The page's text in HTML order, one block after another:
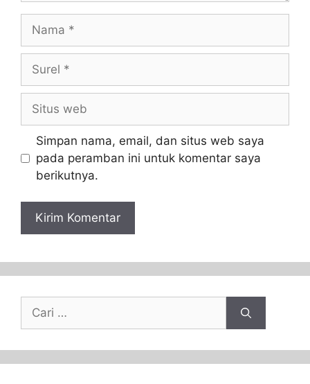
Simpan nama, email, dan situs web saya
pada peramban ini untuk komentar saya
berikutnya.